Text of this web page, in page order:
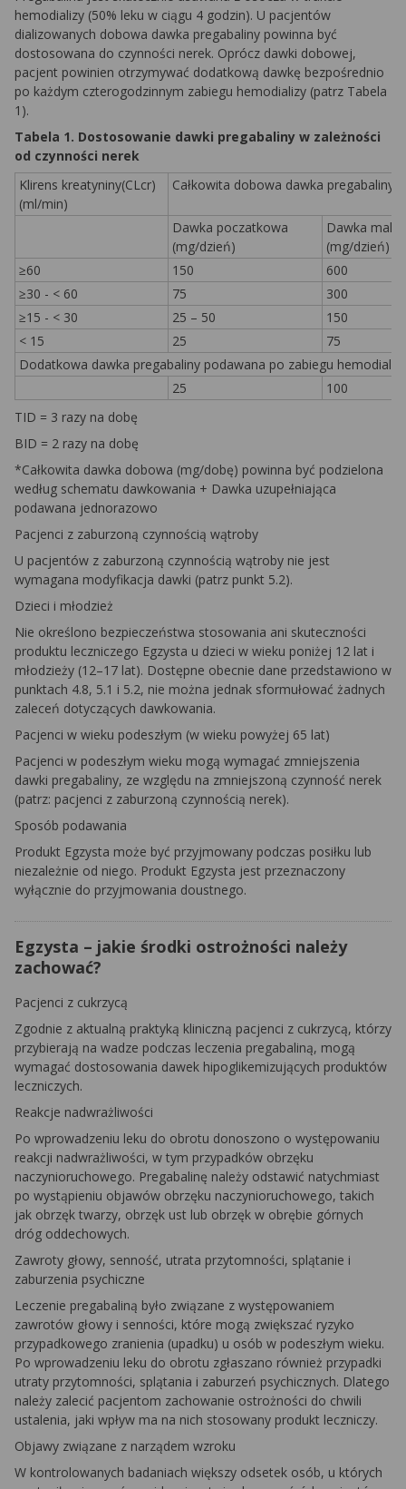
hemodializy (50% leku w ciągu 4 godzin). U pacjentów
dializowanych dobowa dawka pregabaliny powinna być
dostosowana do czynności nerek. Oprócz dawki dobowej,
pacjent powinien otrzymywać dodatkową dawkę bezpośrednio
po każdym czterogodzinnym zabiegu hemodializy (patrz Tabela
1).
Tabela 1. Dostosowanie dawki pregabaliny w zależności
od czynności nerek
Klirens kreatyniny(CLcr)
(ml/min)
Całkowita dobowa dawka pregabaliny *
Dawka poczatkowa
(mg/dzień)
Dawka
(mg/dzień)
≥60
150
600
≥30 - < 60
75
300
≥15 - < 30
25 – 50
150
< 15
25
75
Dodatkowa dawka pregabaliny podawana po zabiegu
25
100
TID = 3 razy na dobę
BID = 2 razy na dobę
*Całkowita dawka dobowa (mg/dobę) powinna być podzielona
według schematu dawkowania + Dawka uzupełniająca
podawana jednorazowo
Pacjenci z zaburzoną czynnością wątroby
U pacjentów z zaburzoną czynnością wątroby nie jest
wymagana modyfikacja dawki (patrz punkt 5.2).
Dzieci i młodzież
Nie określono bezpieczeństwa stosowania ani skuteczności
produktu leczniczego Egzysta u dzieci w wieku poniżej 12 lat i
młodzieży (12–17 lat). Dostępne obecnie dane przedstawiono w
punktach 4.8, 5.1 i 5.2, nie można jednak sformułować żadnych
zaleceń dotyczących dawkowania.
Pacjenci w wieku podeszłym (w wieku powyżej 65 lat)
Pacjenci w podeszłym wieku mogą wymagać zmniejszenia
dawki pregabaliny, ze względu na zmniejszoną czynność nerek
(patrz: pacjenci z zaburzoną czynnością nerek).
Sposób podawania
Produkt Egzysta może być przyjmowany podczas posiłku lub
niezależnie od niego. Produkt Egzysta jest przeznaczony
wyłącznie do przyjmowania doustnego.
Egzysta – jakie środki ostrożności należy
zachować?
Pacjenci z cukrzycą
Zgodnie z aktualną praktyką kliniczną pacjenci z cukrzycą, którzy
przybierają na wadze podczas leczenia pregabaliną, mogą
wymagać dostosowania dawek hipoglikemizujących produktów
leczniczych.
Reakcje nadwrażliwości
Po wprowadzeniu leku do obrotu donoszono o występowaniu
reakcji nadwrażliwości, w tym przypadków obrzęku
naczynioruchowego. Pregabalinę należy odstawić natychmiast
po wystąpieniu objawów obrzęku naczynioruchowego, takich
jak obrzęk twarzy, obrzęk ust lub obrzęk w obrębie górnych
dróg oddechowych.
Zawroty głowy, senność, utrata przytomności, splątanie i
zaburzenia psychiczne
Leczenie pregabaliną było związane z występowaniem
zawrotów głowy i senności, które mogą zwiększać ryzyko
przypadkowego zranienia (upadku) u osób w podeszłym wieku.
Po wprowadzeniu leku do obrotu zgłaszano również przypadki
utraty przytomności, splątania i zaburzeń psychicznych. Dlatego
należy zalecić pacjentom zachowanie ostrożności do chwili
ustalenia, jaki wpływ ma na nich stosowany produkt leczniczy.
Objawy związane z narządem wzroku
W kontrolowanych badaniach większy odsetek osób, u których